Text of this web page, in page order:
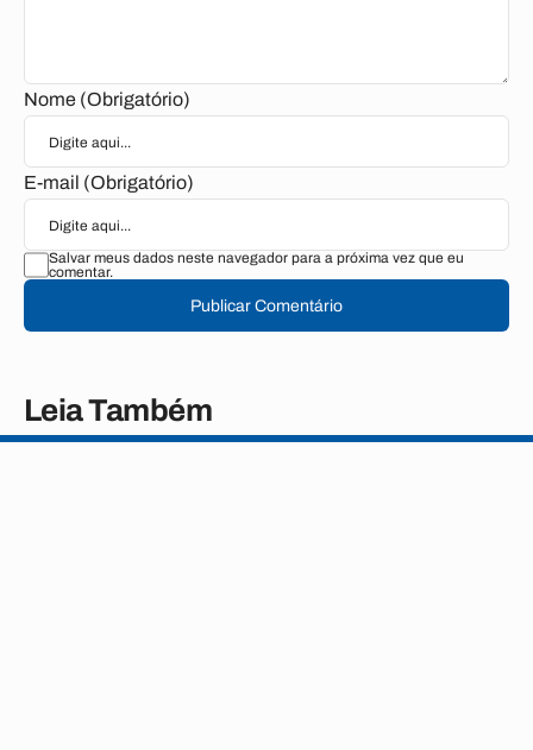
Nome (Obrigatório)
E-mail (Obrigatório)
Salvar meus dados neste navegador para a próxima vez que eu
comentar.
Publicar Comentário
Leia Também